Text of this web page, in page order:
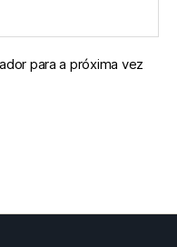
para a próxima vez